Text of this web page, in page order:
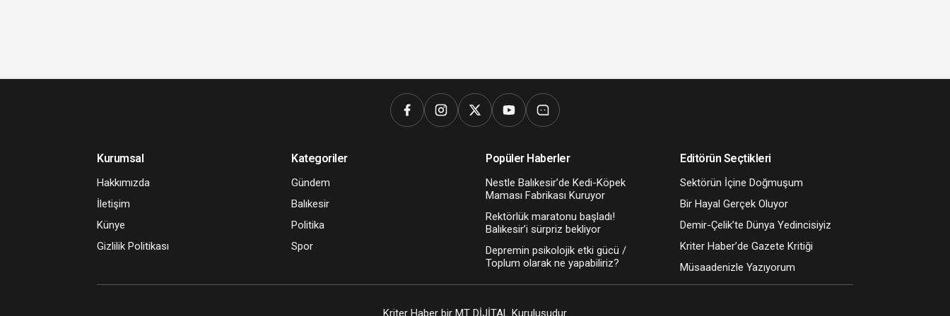
Kurumsal
Hakkımızda
İletişim
Künye
Gizlilik Politikası
Kategoriler
Gündem
Balıkesir
Politika
Spor
Popüler Haberler
Nestle Balıkesir’de Kedi-Köpek
Maması Fabrikası Kuruyor
Rektörlük maratonu başladı!
Balıkesir’i sürpriz bekliyor
Depremin psikolojik etki gücü /
Toplum olarak ne yapabiliriz?
Editörün Seçtikleri
Sektörün İçine Doğmuşum
Bir Hayal Gerçek Oluyor
Demir-Çelik’te Dünya Yedincisiyiz
Kriter Haber’de Gazete Kritiği
Müsaadenizle Yazıyorum
Kriter Haber bir MT DİJİTAL Kuruluşudur